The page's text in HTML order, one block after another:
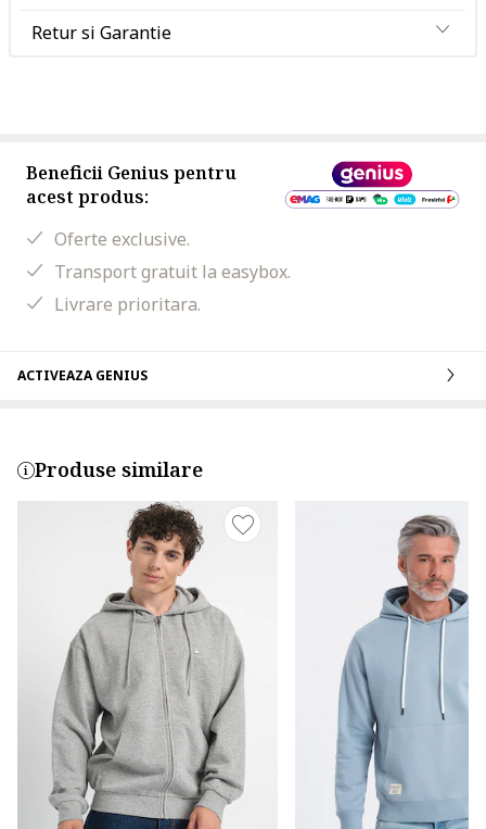
Retur si Garantie
Beneficii Genius pentru
acest produs:
Oferte exclusive.
Transport gratuit la easybox.
Livrare prioritara.
ACTIVEAZA GENIUS
Produse similare